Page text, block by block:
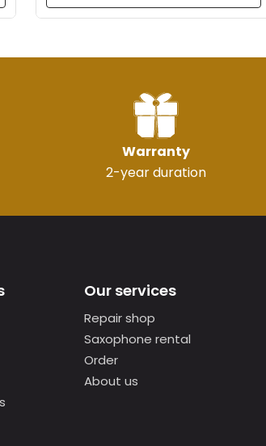
Warranty
2-year duration
Our services
Repair shop
Saxophone rental
Order
About us